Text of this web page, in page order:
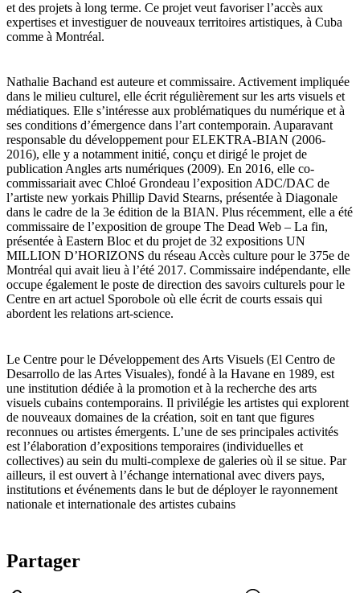
et des projets à long terme. Ce projet veut favoriser l’accès aux
expertises et investiguer de nouveaux territoires artistiques, à Cuba
comme à Montréal.
Nathalie Bachand est auteure et commissaire. Activement impliquée
dans le milieu culturel, elle écrit régulièrement sur les arts visuels et
médiatiques. Elle s’intéresse aux problématiques du numérique et à
ses conditions d’émergence dans l’art contemporain. Auparavant
responsable du développement pour ELEKTRA-BIAN (2006-
2016), elle y a notamment initié, conçu et dirigé le projet de
publication Angles arts numériques (2009). En 2016, elle co-
commissariait avec Chloé Grondeau l’exposition ADC/DAC de
l’artiste new yorkais Phillip David Stearns, présentée à Diagonale
dans le cadre de la 3e édition de la BIAN. Plus récemment, elle a été
commissaire de l’exposition de groupe The Dead Web – La fin,
présentée à Eastern Bloc et du projet de 32 expositions UN
MILLION D’HORIZONS du réseau Accès culture pour le 375e de
Montréal qui avait lieu à l’été 2017. Commissaire indépendante, elle
occupe également le poste de direction des savoirs culturels pour le
Centre en art actuel Sporobole où elle écrit de courts essais qui
abordent les relations art-science.
Le Centre pour le Développement des Arts Visuels (El Centro de
Desarrollo de las Artes Visuales), fondé à la Havane en 1989, est
une institution dédiée à la promotion et à la recherche des arts
visuels cubains contemporains. Il privilégie les artistes qui explorent
de nouveaux domaines de la création, soit en tant que figures
reconnues ou artistes émergents. L’une de ses principales activités
est l’élaboration d’expositions temporaires (individuelles et
collectives) au sein du multi-complexe de galeries où il se situe. Par
ailleurs, il est ouvert à l’échange international avec divers pays,
institutions et événements dans le but de déployer le rayonnement
nationale et internationale des artistes cubains
Partager